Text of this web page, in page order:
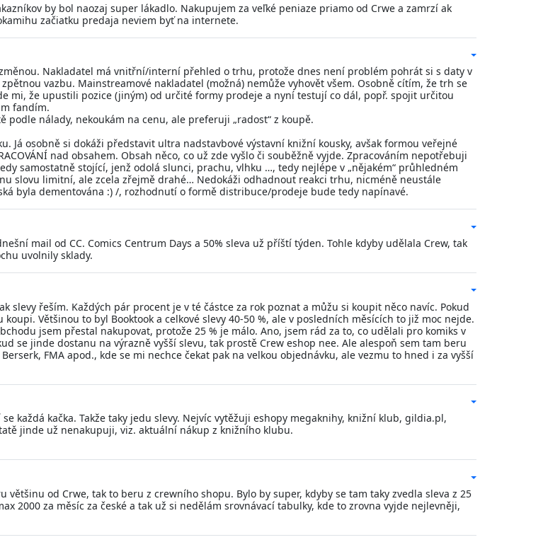
by bol naozaj super lákadlo. Nakupujem za veľké peniaze priamo od Crwe a zamrzí ak
začiatku predaja neviem byť na internete.
Nakladatel má vnitřní/interní přehled o trhu, protože dnes není problém pohrát si s daty v
vazbu. Mainstreamové nakladatel (možná) nemůže vyhovět všem. Osobně cítím, že trh se
mi, že upustili pozice (jiným) od určité formy prodeje a nyní testují co dál, popř. spojit určitou
fandím.
nálady, nekoukám na cenu, ale preferuji „radost“ z koupě.
Já osobně si dokáži představit ultra nadstavbové výstavní knižní kousky, avšak formou veřejné
nad obsahem. Obsah něco, co už zde vyšlo či souběžně vyjde. Zpracováním nepotřebuji
samostatně stojící, jenž odolá slunci, prachu, vlhku …, tedy nejlépe v „nějakém“ průhledném
slovu limitní, ale zcela zřejmě drahé… Nedokáži odhadnout reakci trhu, nicméně neustále
byla dementována :) /, rozhodnutí o formě distribuce/prodeje bude tedy napínavé.
mail od CC. Comics Centrum Days a 50% sleva už příští týden. Tohle kdyby udělala Crew, tak
uvolnily sklady.
slevy řeším. Každých pár procent je v té částce za rok poznat a můžu si koupit něco navíc. Pokud
Většinou to byl Booktook a celkové slevy 40-50 %, ale v posledních měsících to již moc nejde.
jsem přestal nakupovat, protože 25 % je málo. Ano, jsem rád za to, co udělali pro komiks v
se jinde dostanu na výrazně vyšší slevu, tak prostě Crew eshop nee. Ale alespoň sem tam beru
FMA apod., kde se mi nechce čekat pak na velkou objednávku, ale vezmu to hned i za vyšší
každá kačka. Takže taky jedu slevy. Nejvíc vytěžuji eshopy megaknihy, knižní klub, gildia.pl,
jinde už nenakupuji, viz. aktuální nákup z knižního klubu.
od Crwe, tak to beru z crewního shopu. Bylo by super, kdyby se tam taky zvedla sleva z 25
2000 za měsíc za české a tak už si nedělám srovnávací tabulky, kde to zrovna vyjde nejlevněji,